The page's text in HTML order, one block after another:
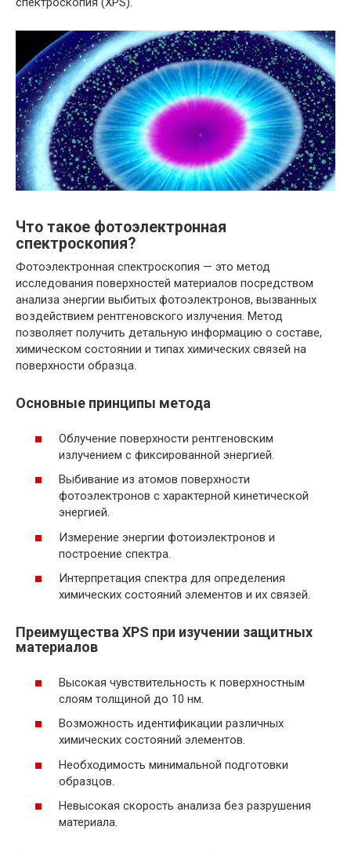
Что такое фотоэлектронная
спектроскопия?
Фотоэлектронная спектроскопия — это метод
исследования поверхностей материалов посредством
анализа энергии выбитых фотоэлектронов, вызванных
воздействием рентгеновского излучения. Метод
позволяет получить детальную информацию о составе,
химическом состоянии и типах химических связей на
поверхности образца.
Основные принципы метода
Облучение поверхности рентгеновским
излучением с фиксированной энергией.
Выбивание из атомов поверхности
фотоэлектронов с характерной кинетической
энергией.
Измерение энергии фотоиэлектронов и
построение спектра.
Интерпретация спектра для определения
химических состояний элементов и их связей.
Преимущества XPS при изучении защитных
материалов
Высокая чувствительность к поверхностным
слоям толщиной до 10 нм.
Возможность идентификации различных
химических состояний элементов.
Необходимость минимальной подготовки
образцов.
Невысокая скорость анализа без разрушения
материала.